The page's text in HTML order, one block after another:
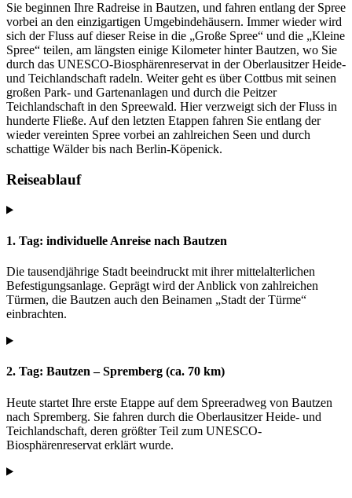
Sie beginnen Ihre Radreise in Bautzen, und fahren entlang der Spree
vorbei an den einzigartigen Umgebindehäusern. Immer wieder wird
sich der Fluss auf dieser Reise in die „Große Spree“ und die „Kleine
Spree“ teilen, am längsten einige Kilometer hinter Bautzen, wo Sie
durch das UNESCO-Biosphärenreservat in der Oberlausitzer Heide-
und Teichlandschaft radeln. Weiter geht es über Cottbus mit seinen
großen Park- und Gartenanlagen und durch die Peitzer
Teichlandschaft in den Spreewald. Hier verzweigt sich der Fluss in
hunderte Fließe. Auf den letzten Etappen fahren Sie entlang der
wieder vereinten Spree vorbei an zahlreichen Seen und durch
schattige Wälder bis nach Berlin-Köpenick.
Reiseablauf
1. Tag: individuelle Anreise nach Bautzen
Die tausendjährige Stadt beeindruckt mit ihrer mittelalterlichen
Befestigungsanlage. Geprägt wird der Anblick von zahlreichen
Türmen, die Bautzen auch den Beinamen „Stadt der Türme“
einbrachten.
2. Tag: Bautzen – Spremberg (ca. 70 km)
Heute startet Ihre erste Etappe auf dem Spreeradweg von Bautzen
nach Spremberg. Sie fahren durch die Oberlausitzer Heide- und
Teichlandschaft, deren größter Teil zum UNESCO-
Biosphärenreservat erklärt wurde.